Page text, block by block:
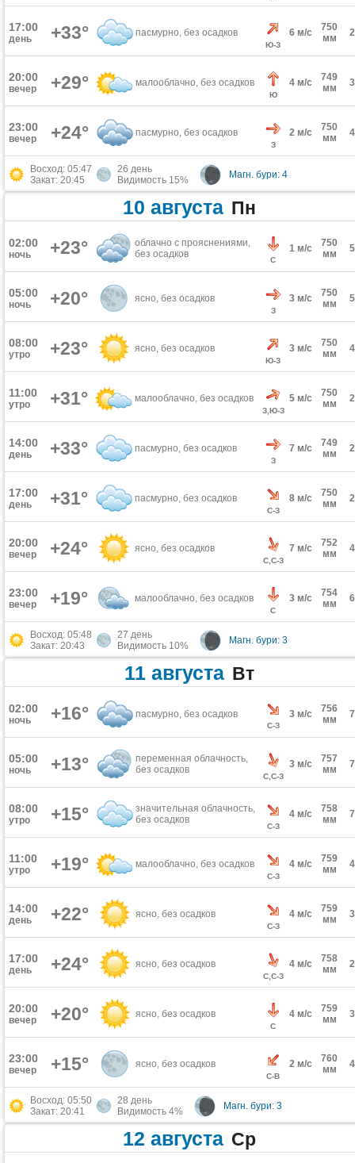
17:00
день +33° пасмурно, без осадков
Ю-З
6 м/с
750
мм
20:00
вечер +29° малооблачно, без осадков
Ю
4 м/с
749
мм
23:00
вечер +24° пасмурно, без осадков
З
2 м/с
750
мм
Восход: 05:47
Закат: 20:45
26 день
Видимость 15%
Магн. бури: 4
10 августа Пн
02:00
ночь +23°
облачно с прояснениями,
без осадков
С
1 м/с
750
мм
05:00
ночь +20° ясно, без осадков
З
3 м/с
750
мм
08:00
утро +23° ясно, без осадков
Ю-З
3 м/с
750
мм
11:00
утро +31° малооблачно, без осадков
З,Ю-З
5 м/с
750
мм
14:00
день +33° пасмурно, без осадков
З
7 м/с
749
мм
17:00
день +31° пасмурно, без осадков
С-З
8 м/с
750
мм
20:00
вечер +24° ясно, без осадков
С,С-З
7 м/с
752
мм
23:00
вечер +19° малооблачно, без осадков
С
3 м/с
754
мм
Восход: 05:48
Закат: 20:43
27 день
Видимость 10%
Магн. бури: 3
11 августа Вт
02:00
ночь +16° пасмурно, без осадков
С-З
3 м/с
756
мм
05:00
ночь +13°
переменная облачность,
без осадков
С,С-З
3 м/с
757
мм
08:00
утро +15°
значительная облачность,
без осадков
С-З
4 м/с
758
мм
11:00
утро +19° малооблачно, без осадков
С-З
4 м/с
759
мм
14:00
день +22° ясно, без осадков
С-З
4 м/с
759
мм
17:00
день +24° ясно, без осадков
С,С-З
4 м/с
758
мм
20:00
вечер +20° ясно, без осадков
С
4 м/с
759
мм
23:00
вечер +15° ясно, без осадков
С-В
2 м/с
760
мм
Восход: 05:50
Закат: 20:41
28 день
Видимость 4%
Магн. бури: 3
12 августа Ср